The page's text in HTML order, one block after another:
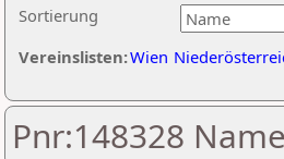
Sortierung
Vereinslisten:Wien
Pnr:148328